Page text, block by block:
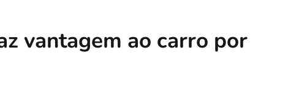
vantagem ao carro por